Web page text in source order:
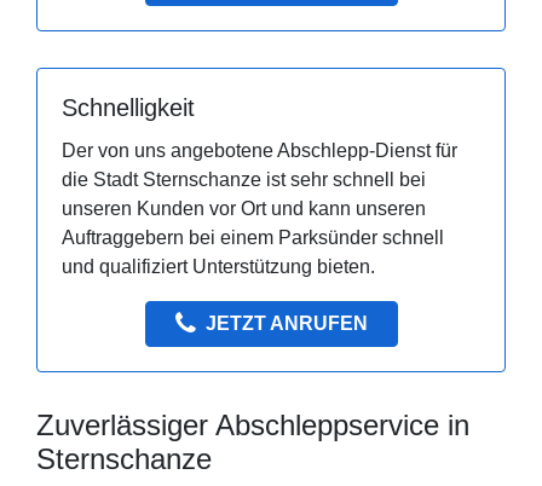
Schnelligkeit
Der von uns angebotene Abschlepp-Dienst für
die Stadt Sternschanze ist sehr schnell bei
unseren Kunden vor Ort und kann unseren
Auftraggebern bei einem Parksünder schnell
und qualifiziert Unterstützung bieten.
JETZT ANRUFEN
Zuverlässiger Abschleppservice in
Sternschanze